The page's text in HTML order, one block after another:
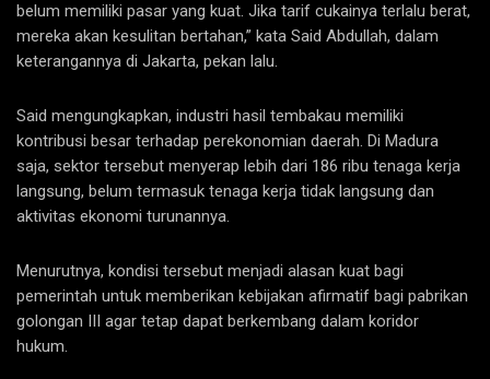
belum memiliki pasar yang kuat. Jika tarif cukainya terlalu berat,
mereka akan kesulitan bertahan,” kata Said Abdullah, dalam
keterangannya di Jakarta, pekan lalu.
Said mengungkapkan, industri hasil tembakau memiliki
kontribusi besar terhadap perekonomian daerah. Di Madura
saja, sektor tersebut menyerap lebih dari 186 ribu tenaga kerja
langsung, belum termasuk tenaga kerja tidak langsung dan
aktivitas ekonomi turunannya.
Menurutnya, kondisi tersebut menjadi alasan kuat bagi
pemerintah untuk memberikan kebijakan afirmatif bagi pabrikan
golongan III agar tetap dapat berkembang dalam koridor
hukum.